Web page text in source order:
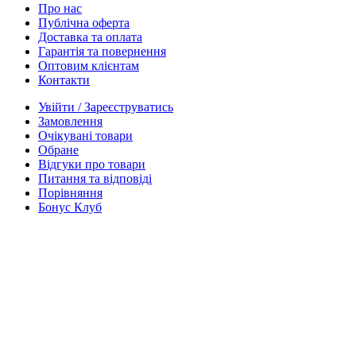
Про нас
Публічна оферта
Доставка та оплата
Гарантія та повернення
Оптовим клієнтам
Контакти
Увійти / Зареєструватись
Замовлення
Очікувані товари
Обране
Відгуки про товари
Питання та відповіді
Порівняння
Бонус Клуб